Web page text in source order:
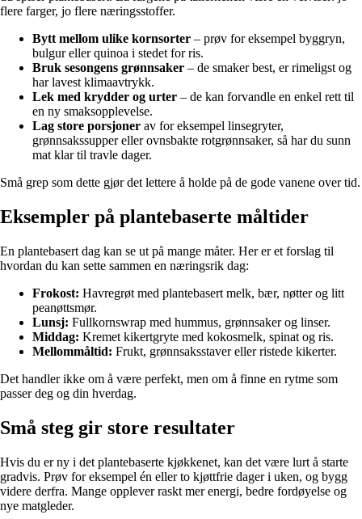
flere farger, jo flere næringsstoffer.
Bytt mellom ulike kornsorter – prøv for eksempel byggryn,
bulgur eller quinoa i stedet for ris.
Bruk sesongens grønnsaker – de smaker best, er rimeligst og
har lavest klimaavtrykk.
Lek med krydder og urter – de kan forvandle en enkel rett til
en ny smaksopplevelse.
Lag store porsjoner av for eksempel linsegryter,
grønnsakssupper eller ovnsbakte rotgrønnsaker, så har du sunn
mat klar til travle dager.
Små grep som dette gjør det lettere å holde på de gode vanene over tid.
Eksempler på plantebaserte måltider
En plantebasert dag kan se ut på mange måter. Her er et forslag til
hvordan du kan sette sammen en næringsrik dag:
Frokost: Havregrøt med plantebasert melk, bær, nøtter og litt
peanøttsmør.
Lunsj: Fullkornswrap med hummus, grønnsaker og linser.
Middag: Kremet kikertgryte med kokosmelk, spinat og ris.
Mellommåltid: Frukt, grønnsaksstaver eller ristede kikerter.
Det handler ikke om å være perfekt, men om å finne en rytme som
passer deg og din hverdag.
Små steg gir store resultater
Hvis du er ny i det plantebaserte kjøkkenet, kan det være lurt å starte
gradvis. Prøv for eksempel én eller to kjøttfrie dager i uken, og bygg
videre derfra. Mange opplever raskt mer energi, bedre fordøyelse og
nye matgleder.